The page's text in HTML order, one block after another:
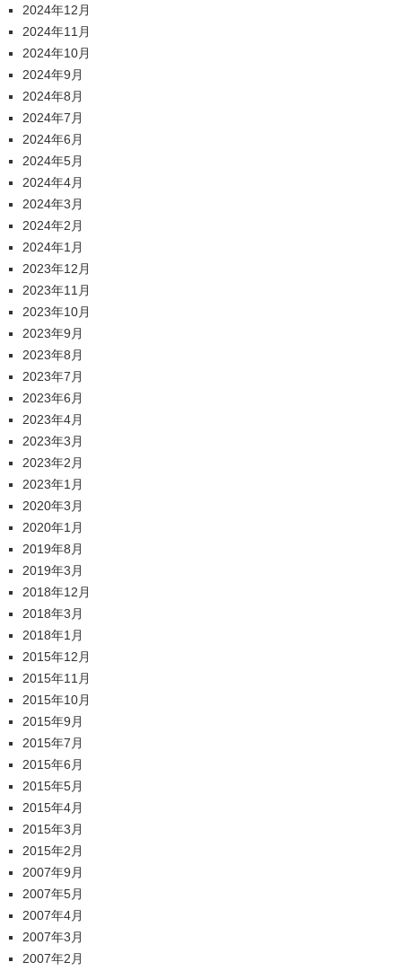
2024年12月
2024年11月
2024年10月
2024年9月
2024年8月
2024年7月
2024年6月
2024年5月
2024年4月
2024年3月
2024年2月
2024年1月
2023年12月
2023年11月
2023年10月
2023年9月
2023年8月
2023年7月
2023年6月
2023年4月
2023年3月
2023年2月
2023年1月
2020年3月
2020年1月
2019年8月
2019年3月
2018年12月
2018年3月
2018年1月
2015年12月
2015年11月
2015年10月
2015年9月
2015年7月
2015年6月
2015年5月
2015年4月
2015年3月
2015年2月
2007年9月
2007年5月
2007年4月
2007年3月
2007年2月